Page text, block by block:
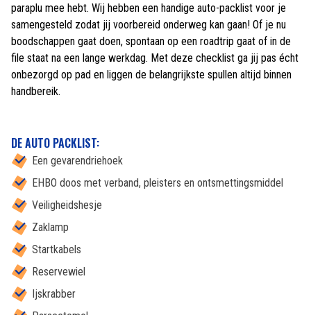
paraplu mee hebt. Wij hebben een handige auto-packlist voor je
samengesteld zodat jij voorbereid onderweg kan gaan! Of je nu
boodschappen gaat doen, spontaan op een roadtrip gaat of in de
file staat na een lange werkdag. Met deze checklist ga jij pas écht
onbezorgd op pad en liggen de belangrijkste spullen altijd binnen
handbereik.
DE AUTO PACKLIST:
Een gevarendriehoek
EHBO doos met verband, pleisters en ontsmettingsmiddel
Veiligheidshesje
Zaklamp
Startkabels
Reservewiel
Ijskrabber